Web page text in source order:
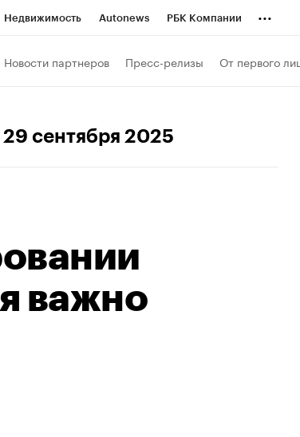
Недвижимость Autonews РБК Компании
Конференции СПб
...
Новости партнеров Пресс-релизы От первого
29 сентября 2025
важно